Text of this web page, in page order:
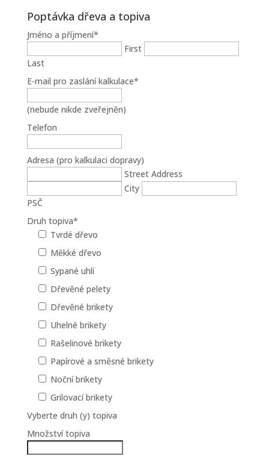
Poptávka dřeva a topiva
Jméno a příjmení*
First
Last
E-mail pro zaslání kalkulace*
(nebude nikde zveřejněn)
Telefon
Adresa (pro kalkulaci dopravy)
Street Address
City
PSČ
Druh topiva*
Tvrdé dřevo
Měkké dřevo
Sypané uhlí
Dřevěné pelety
Dřevěné brikety
Uhelné brikety
Rašelinové brikety
Papírové a směsné brikety
Noční brikety
Grilovací brikety
Vyberte druh (y) topiva
Množství topiva